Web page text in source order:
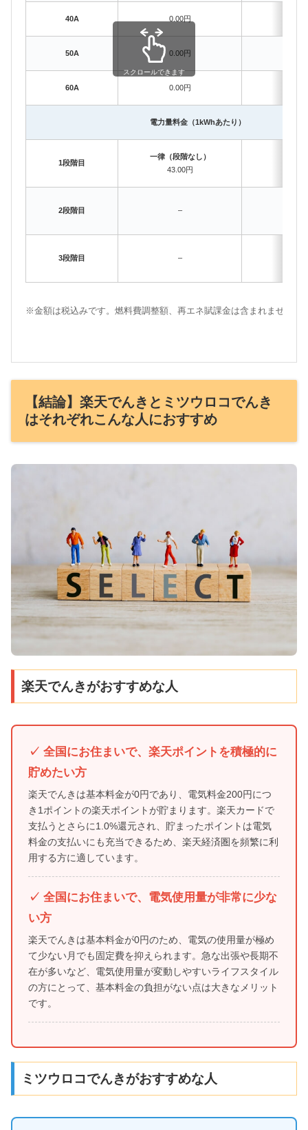
40A 0.00円
50A 0.00円
60A 0.00円
電力量料金（1kWhあたり）
1段階目
一律（段階なし）
43.00円
2段階目 –
3段階目 –
スクロールできます
※金額は税込みです。燃料費調整額、再エネ賦課金は含まれません。
【結論】楽天でんきとミツウロコでんき
はそれぞれこんな人におすすめ
楽天でんきがおすすめな人
✓ 全国にお住まいで、楽天ポイントを積極的に
貯めたい方
楽天でんきは基本料金が0円であり、電気料金200円につ
き1ポイントの楽天ポイントが貯まります。楽天カードで
支払うとさらに1.0%還元され、貯まったポイントは電気
料金の支払いにも充当できるため、楽天経済圏を頻繁に利
用する方に適しています。
✓ 全国にお住まいで、電気使用量が非常に少な
い方
楽天でんきは基本料金が0円のため、電気の使用量が極め
て少ない月でも固定費を抑えられます。急な出張や長期不
在が多いなど、電気使用量が変動しやすいライフスタイル
の方にとって、基本料金の負担がない点は大きなメリット
です。
ミツウロコでんきがおすすめな人